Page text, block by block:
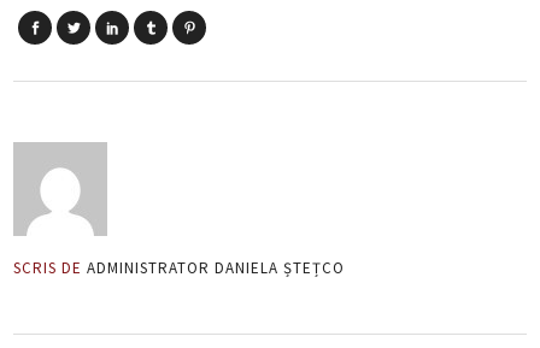
SCRIS DE ADMINISTRATOR DANIELA ȘTEȚCO